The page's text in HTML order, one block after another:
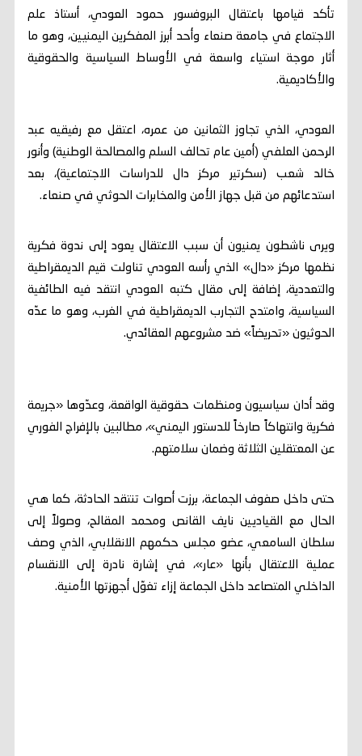
تأكد قيامها باعتقال البروفسور حمود العودي، أستاذ علم
الاجتماع في جامعة صنعاء وأحد أبرز المفكرين اليمنيين، وهو ما
أثار موجة استياء واسعة في الأوساط السياسية والحقوقية
والأكاديمية.
العودي، الذي تجاوز الثمانين من عمره، اعتقل مع رفيقيه عبد
الرحمن العلفي (أمين عام تحالف السلم والمصالحة الوطنية) وأنور
خالد شعب (سكرتير مركز دال للدراسات الاجتماعية)، بعد
استدعائهم من قبل جهاز الأمن والمخابرات الحوثي في صنعاء.
ويرى ناشطون يمنيون أن سبب الاعتقال يعود إلى ندوة فكرية
نظمها مركز «دال» الذي رأسه العودي تناولت قيم الديمقراطية
والتعددية، إضافة إلى مقال كتبه العودي انتقد فيه الطائفية
السياسية، وامتدح التجارب الديمقراطية في الغرب، وهو ما عدّه
الحوثيون «تحريضاً» ضد مشروعهم العقائدي.
وقد أدان سياسيون ومنظمات حقوقية الواقعة، وعدّوها «جريمة
فكرية وانتهاكاً صارخاً للدستور اليمني»، مطالبين بالإفراج الفوري
عن المعتقلين الثلاثة وضمان سلامتهم.
حتى داخل صفوف الجماعة، برزت أصوات تنتقد الحادثة، كما هي
الحال مع القياديين نايف القانص ومحمد المقالح، وصولاً إلى
سلطان السامعي، عضو مجلس حكمهم الانقلابي، الذي وصف
عملية الاعتقال بأنها «عار»، في إشارة نادرة إلى الانقسام
الداخلي المتصاعد داخل الجماعة إزاء تغوّل أجهزتها الأمنية.